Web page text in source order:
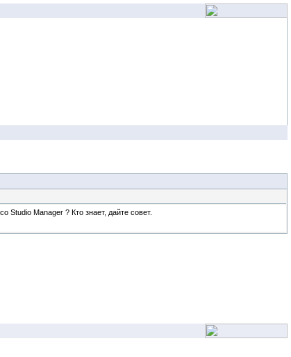
Studio Manager ? Кто знает, дайте совет.